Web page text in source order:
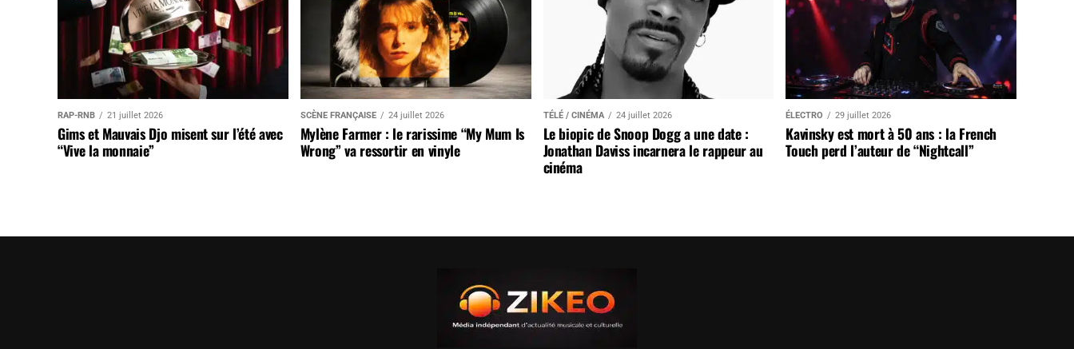
RAP-RNB 21 juillet 2026
Gims et Mauvais Djo misent sur l’été avec
“Vive la monnaie”
SCÈNE FRANÇAISE 24 juillet 2026
Mylène Farmer : le rarissime “My Mum Is
Wrong” va ressortir en vinyle
TÉLÉ / CINÉMA 24 juillet 2026
Le biopic de Snoop Dogg a une date :
Jonathan Daviss incarnera le rappeur au
cinéma
ÉLECTRO 29 juillet 2026
Kavinsky est mort à 50 ans : la French
Touch perd l’auteur de “Nightcall”